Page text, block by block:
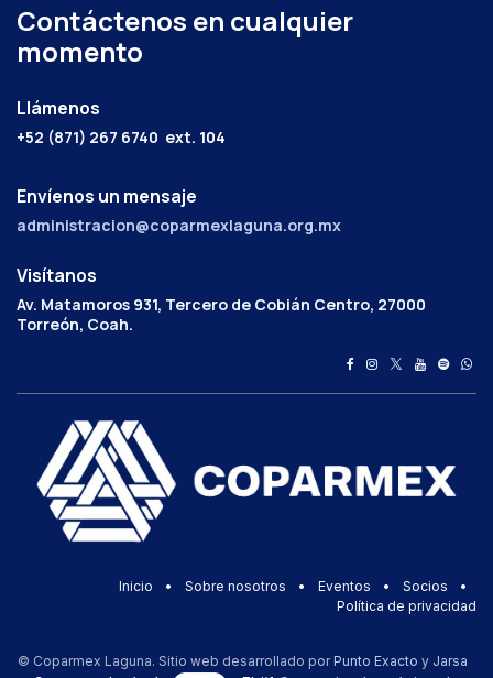
Contáctenos en cualquier
momento
Llámenos
+52 (871) 267 6740 ext. 104
Envíenos un mensaje
administracion@coparmexlaguna.org.mx
Visítanos
Av. Matamoros 931, Tercero de Cobián Centro, 27000
Torreón, Coah.
Inicio • Sobre nosotros • Eventos • Socios
•
Política de privacidad
© Coparmex Laguna. Sitio web desarrollado por Punto Exacto y Jarsa